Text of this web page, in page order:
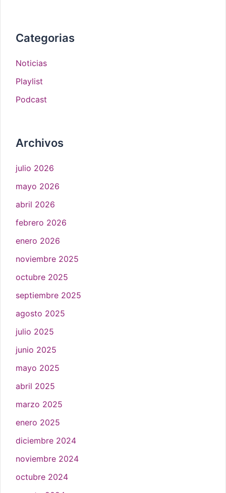
Categorias
Noticias
Playlist
Podcast
Archivos
julio 2026
mayo 2026
abril 2026
febrero 2026
enero 2026
noviembre 2025
octubre 2025
septiembre 2025
agosto 2025
julio 2025
junio 2025
mayo 2025
abril 2025
marzo 2025
enero 2025
diciembre 2024
noviembre 2024
octubre 2024